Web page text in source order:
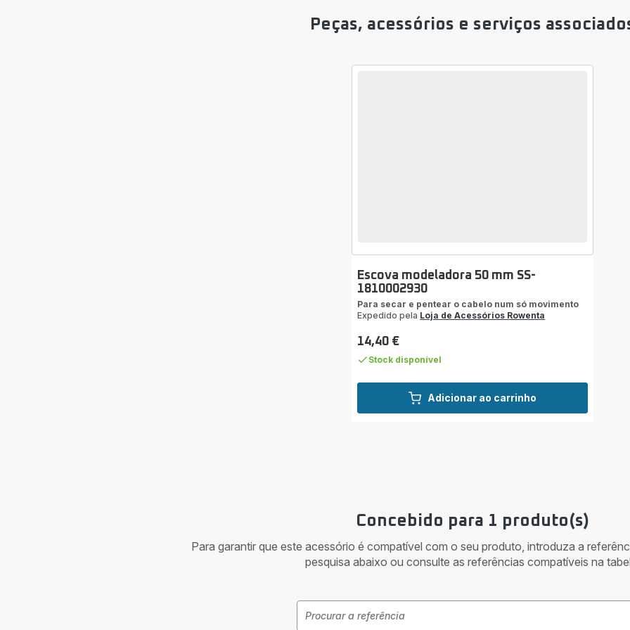
Peças, acessórios e serviços
Adicionar ao carrinho
Escova modeladora 50 mm SS-
1810002930
Para secar e pentear o cabelo num só movimento
Expedido pela Loja de Acessórios Rowenta
Preço
14,40 €
Stock disponível
Concebido para 1 produto(s)
Para garantir que este acessório é compatível com o seu produto, introduza a
pesquisa abaixo ou consulte as referências compatíveis na